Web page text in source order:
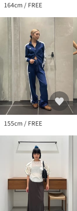
164cm / FREE
155cm / FREE